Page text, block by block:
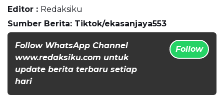
Editor : Redaksiku
Sumber Berita: Tiktok/ekasanjaya553
Follow WhatsApp Channel
www.redaksiku.com untuk
update berita terbaru setiap
hari
Follow